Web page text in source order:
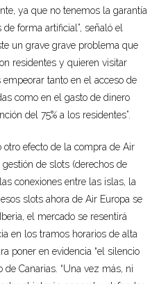
ya que no tenemos la garantía
forma artificial”, señaló el
un grave grave problema que
residentes y quieren visitar
tanto en el acceso de
como en el gasto de dinero
del 75% a los residentes”.
efecto de la compra de Air
de slots (derechos de
conexiones entre las islas, la
slots ahora de Air Europa se
el mercado se resentirá
en los tramos horarios de alta
poner en evidencia “el silencio
Canarias. “Una vez más, ni